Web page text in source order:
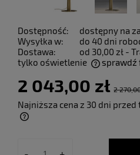
Dostępność:
dostępny na
Wysyłka w:
do 40 dni
Dostawa:
od 30,00 zł -
tylko oświetlenie
sprawdź
2 043,00 zł 2
Najniższa cena z 30 dni przed
30 dni, wyświetlana jest
momentu, kiedy produkt